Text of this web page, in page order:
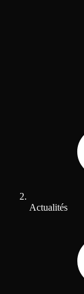
Actualités